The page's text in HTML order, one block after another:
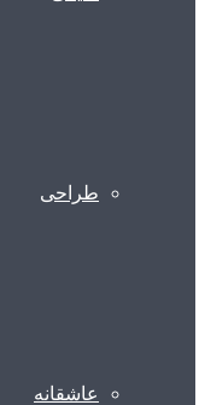
طراحی
عاشقانه